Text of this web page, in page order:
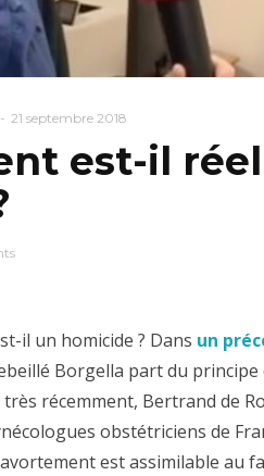
21 septembre 2018
est-il
il un homicide ? Dans un
Borgella part du principe
récemment, Bertrand de
obstétriciens de
est assimilable au